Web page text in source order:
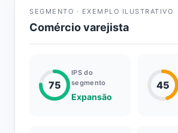
SEGMENTO · EXEMPLO ILUSTRATIVO
Comércio varejista
75
IPS do
segmento
Expansão
45